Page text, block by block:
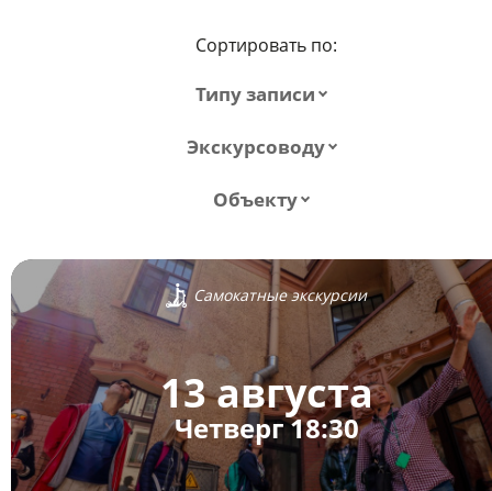
Сортировать по:
Типу записи
Экскурсоводу
Объекту
Самокатные экскурсии
13 августа
Четверг 18:30